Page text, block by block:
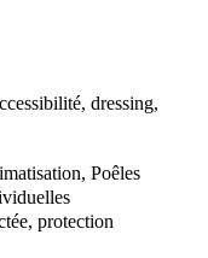
dressing,
Poêles
protection